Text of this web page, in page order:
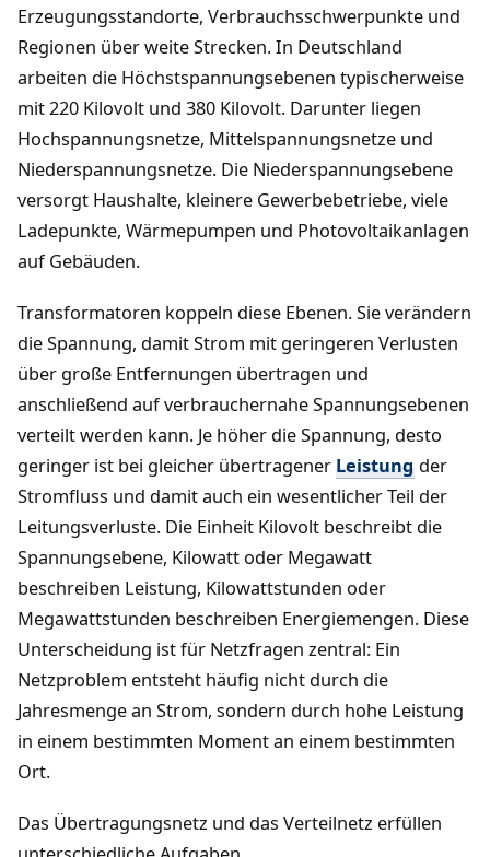
Erzeugungsstandorte, Verbrauchsschwerpunkte und
Regionen über weite Strecken. In Deutschland
arbeiten die Höchstspannungsebenen typischerweise
mit 220 Kilovolt und 380 Kilovolt. Darunter liegen
Hochspannungsnetze, Mittelspannungsnetze und
Niederspannungsnetze. Die Niederspannungsebene
versorgt Haushalte, kleinere Gewerbebetriebe, viele
Ladepunkte, Wärmepumpen und Photovoltaikanlagen
auf Gebäuden.
Transformatoren koppeln diese Ebenen. Sie verändern
die Spannung, damit Strom mit geringeren Verlusten
über große Entfernungen übertragen und
anschließend auf verbrauchernahe Spannungsebenen
verteilt werden kann. Je höher die Spannung, desto
geringer ist bei gleicher übertragener Leistung der
Stromfluss und damit auch ein wesentlicher Teil der
Leitungsverluste. Die Einheit Kilovolt beschreibt die
Spannungsebene, Kilowatt oder Megawatt
beschreiben Leistung, Kilowattstunden oder
Megawattstunden beschreiben Energiemengen. Diese
Unterscheidung ist für Netzfragen zentral: Ein
Netzproblem entsteht häufig nicht durch die
Jahresmenge an Strom, sondern durch hohe Leistung
in einem bestimmten Moment an einem bestimmten
Ort.
Das Übertragungsnetz und das Verteilnetz erfüllen